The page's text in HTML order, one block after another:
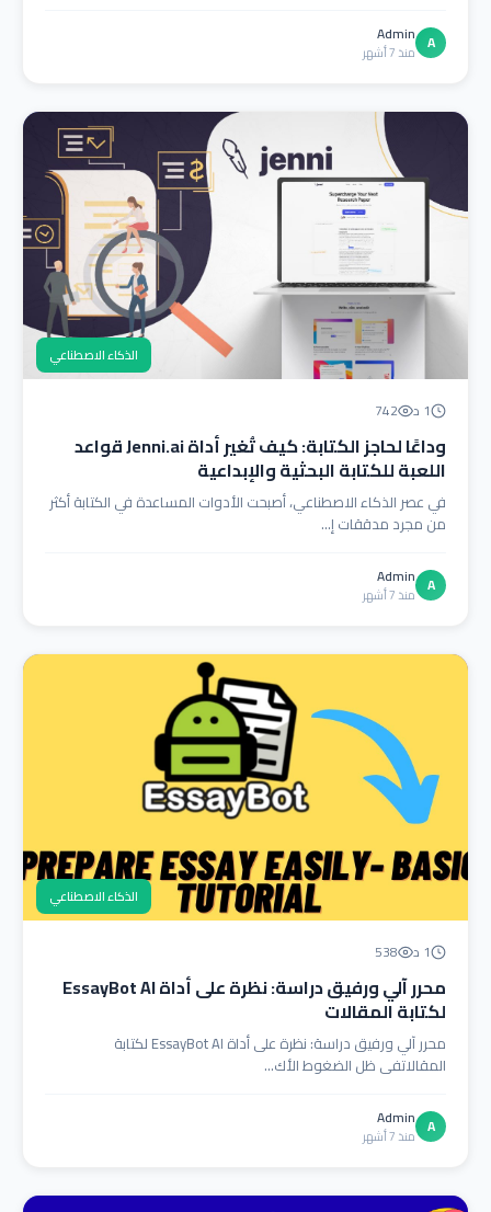
A
Admin
منذ 7 أشهر
الذكاء الاصطناعي
1 د 742
وداعًا لحاجز الكتابة: كيف تُغير أداة Jenni.ai قواعد
اللعبة للكتابة البحثية والإبداعية
في عصر الذكاء الاصطناعي، أصبحت الأدوات المساعدة في الكتابة أكثر
من مجرد مدققات إ...
A
Admin
منذ 7 أشهر
الذكاء الاصطناعي
1 د 538
محرر آلي ورفيق دراسة: نظرة على أداة EssayBot AI
لكتابة المقالات
محرر آلي ورفيق دراسة: نظرة على أداة EssayBot AI لكتابة
المقالاتفي ظل الضغوط الأك...
A
Admin
منذ 7 أشهر